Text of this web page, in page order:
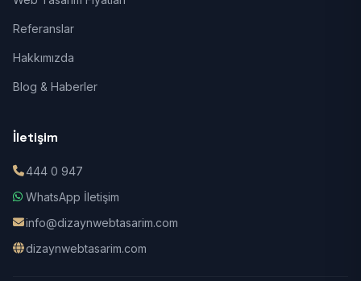
Referanslar
Hakkımızda
Blog & Haberler
İletişim
444 0 947
WhatsApp İletişim
info@dizaynwebtasarim.com
dizaynwebtasarim.com